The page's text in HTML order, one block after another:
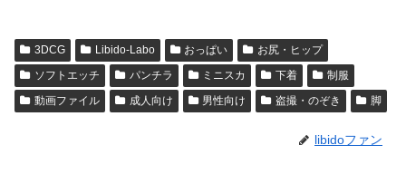
3DCG Libido-Labo おっぱい
お尻・ヒップ
ソフトエッチ
パンチラ ミニスカ 下着
制服
動画ファイル
成人向け 男性向け 盗撮・のぞき 脚
libidoファン